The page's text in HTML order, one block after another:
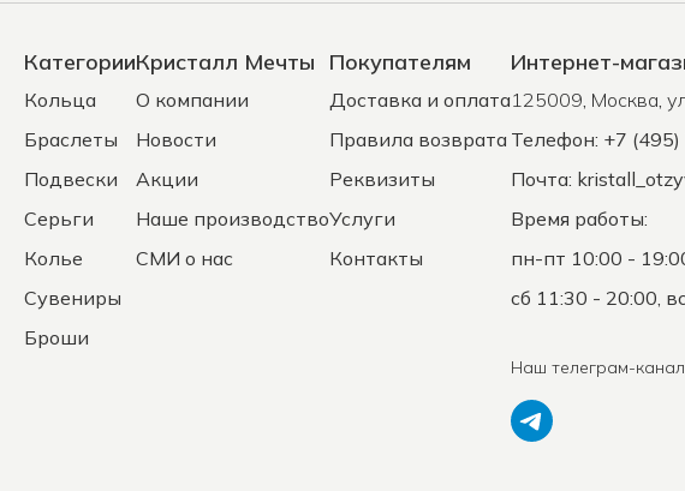
Категории
Кольца
Браслеты
Подвески
Серьги
Колье
Сувениры
Броши
Кристалл Мечты
О компании
Новости
Акции
Наше производство
СМИ о нас
Покупателям
Доставка и оплата
Правила возврата
Реквизиты
Услуги
Контакты
Интернет-
125009, Москва,
Телефон: +7
Почта:
Время работы:
пн-пт 10:00 -
сб 11:30 - 20:00,
Наш телеграм-